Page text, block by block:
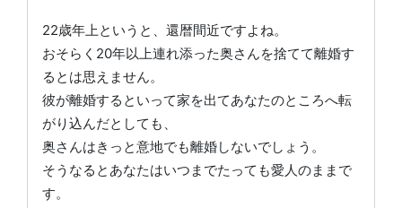
22歳年上というと、還暦間近ですよね。
おそらく20年以上連れ添った奥さんを捨てて離婚す
るとは思えません。
彼が離婚するといって家を出てあなたのところへ転
がり込んだとしても、
奥さんはきっと意地でも離婚しないでしょう。
そうなるとあなたはいつまでたっても愛人のままで
す。